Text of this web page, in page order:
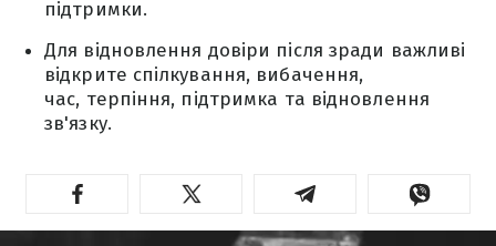
підтримки.
Для відновлення довіри після зради важливі
відкрите спілкування, вибачення,
час, терпіння, підтримка та відновлення
зв'язку.